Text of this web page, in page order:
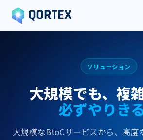
ソリューション
大規模でも、​​複
必ずやりきる
大規模な​BtoCサービスから、​高度